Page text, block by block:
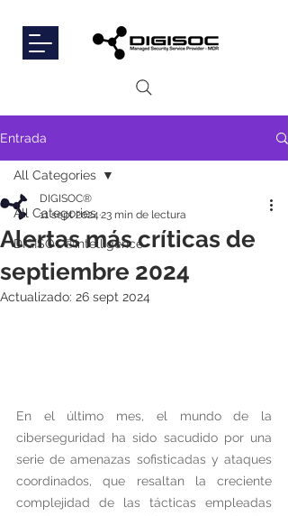
Entrada
All Categories
DIGISOC®Intelligence
All Categories
Alertas más críticas de
septiembre 2024
DIGISOC®
11 sept 2024 23 min de lectura
Actualizado: 26 sept 2024
En el último mes, el mundo de la
ciberseguridad ha sido sacudido por una
serie de amenazas sofisticadas y ataques
coordinados, que resaltan la creciente
complejidad de las tácticas empleadas